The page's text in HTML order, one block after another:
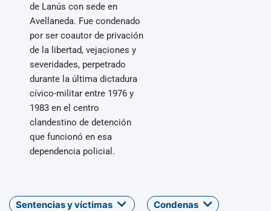
de Lanús con sede en
Avellaneda. Fue condenado
por ser coautor de privación
de la libertad, vejaciones y
severidades, perpetrado
durante la última dictadura
cívico-militar entre 1976 y
1983 en el centro
clandestino de detención
que funcionó en esa
dependencia policial.
Sentencias y víctimas Condenas